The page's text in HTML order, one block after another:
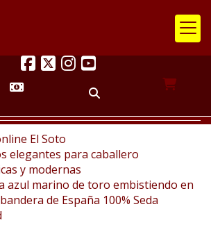
El Soto
elegantes para caballero
y modernas
azul marino de toro embistiendo en
de España 100% Seda